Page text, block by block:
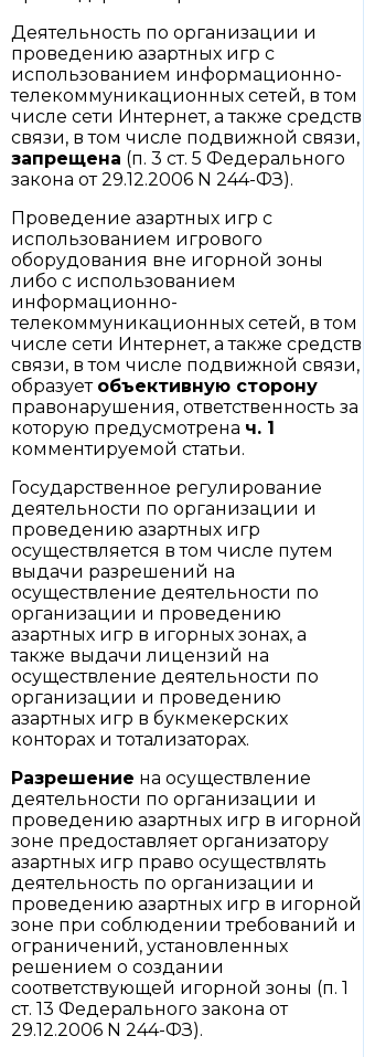
Деятельность по организации и
проведению азартных игр с
использованием информационно-
телекоммуникационных сетей, в том
числе сети Интернет, а также средств
связи, в том числе подвижной связи,
запрещена (п. 3 ст. 5 Федерального
закона от 29.12.2006 N 244-ФЗ).
Проведение азартных игр с
использованием игрового
оборудования вне игорной зоны
либо с использованием
информационно-
телекоммуникационных сетей, в том
числе сети Интернет, а также средств
связи, в том числе подвижной связи,
образует объективную сторону
правонарушения, ответственность за
которую предусмотрена ч. 1
комментируемой статьи.
Государственное регулирование
деятельности по организации и
проведению азартных игр
осуществляется в том числе путем
выдачи разрешений на
осуществление деятельности по
организации и проведению
азартных игр в игорных зонах, а
также выдачи лицензий на
осуществление деятельности по
организации и проведению
азартных игр в букмекерских
конторах и тотализаторах.
Разрешение на осуществление
деятельности по организации и
проведению азартных игр в игорной
зоне предоставляет организатору
азартных игр право осуществлять
деятельность по организации и
проведению азартных игр в игорной
зоне при соблюдении требований и
ограничений, установленных
решением о создании
соответствующей игорной зоны (п. 1
ст. 13 Федерального закона от
29.12.2006 N 244-ФЗ).